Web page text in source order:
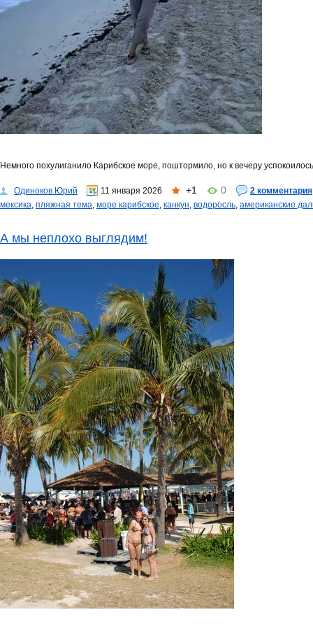
Немного похулиганило Карибское море, поштормило, но к вечеру
Одиноков Юрий 11 января 2026 +1 0
2 комментария
мексика, пляжная тема, море карибское, канкун, водоросль, американские
А мы неплохо выглядим!